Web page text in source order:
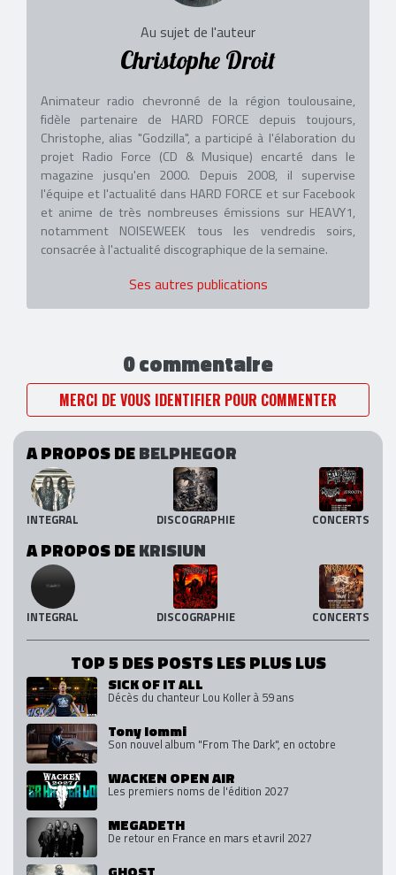
Au sujet de l'auteur
Christophe Droit
Animateur radio chevronné de la région toulousaine,
fidèle partenaire de HARD FORCE depuis toujours,
Christophe, alias "Godzilla", a participé à l'élaboration du
projet Radio Force (CD & Musique) encarté dans le
magazine jusqu'en 2000. Depuis 2008, il supervise
l'équipe et l'actualité dans HARD FORCE et sur Facebook
et anime de très nombreuses émissions sur HEAVY1,
notamment NOISEWEEK tous les vendredis soirs,
consacrée à l'actualité discographique de la semaine.
Ses autres publications
0 commentaire
MERCI DE VOUS IDENTIFIER POUR COMMENTER
A PROPOS DEBELPHEGOR
INTEGRAL DISCOGRAPHIE CONCERTS
A PROPOS DEKRISIUN
INTEGRAL DISCOGRAPHIE CONCERTS
TOP 5 DES POSTS LES PLUS LUS
SICK OF IT ALL
Décès du chanteur Lou Koller à 59 ans
Tony Iommi
Son nouvel album "From The Dark", en octobre
WACKEN OPEN AIR
Les premiers noms de l'édition 2027
MEGADETH
De retour en France en mars et avril 2027